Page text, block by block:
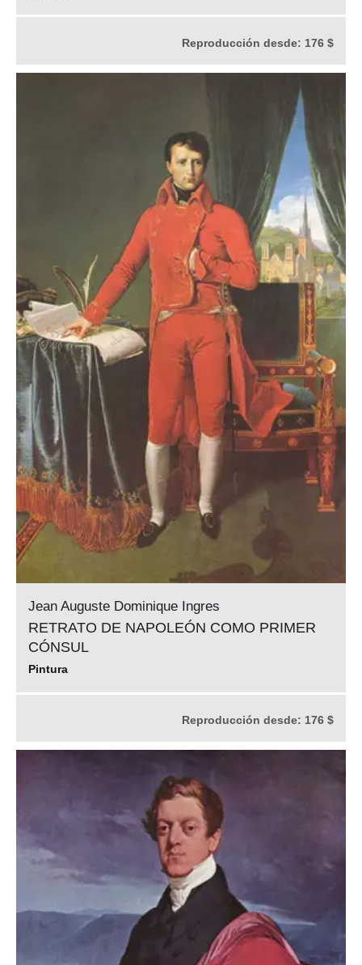
Reproducción desde: 176 $
Jean Auguste Dominique Ingres
RETRATO DE NAPOLEÓN COMO PRIMER
CÓNSUL
Pintura
Reproducción desde: 176 $